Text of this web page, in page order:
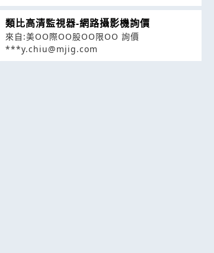
類比高清監視器-網路攝影機詢價
來自:美OO際OO股OO限OO 詢價
***y.chiu@mjig.com